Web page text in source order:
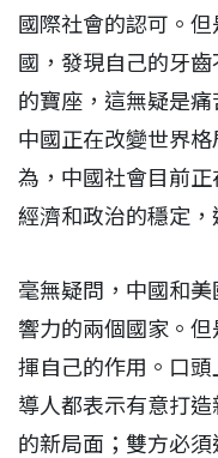
國際社會的認可。
國，發現自己的牙
的寶座，這無疑是
中國正在改變世界
為，中國社會目前
經濟和政治的穩定，
毫無疑問，中國和
響力的兩個國家。
揮自己的作用。口
導人都表示有意打
的新局面；雙方必